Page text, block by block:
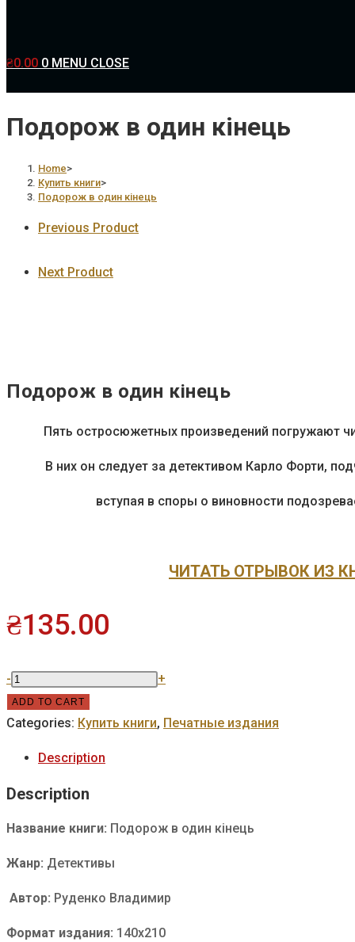
₴0.00 0 MENU CLOSE
Подорож в один кінець
Home>
Купить книги>
Подорож в один кінець
Previous Product
Next Product
Подорож в один кінець
Пять остросюжетных произведений погружают
В них он следует за детективом Карло Форти,
вступая в споры о виновности
ЧИТАТЬ ОТРЫВОК ИЗ
₴135.00
Подорож
в
один
quantity
- +
ADD TO CART
Categories: Купить книги, Печатные издания
Description
Description
Название книги: Подорож в один кінець
Жанр: Детективы
Автор: Руденко Владимир
Формат издания: 140х210